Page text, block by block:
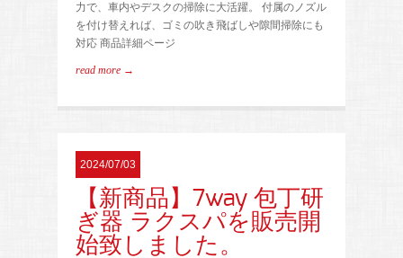
力で、車内やデスクの掃除に大活躍。 付属のノズル
を付け替えれば、ゴミの吹き飛ばしや隙間掃除にも
対応 商品詳細ページ
read more →
2024/07/03
【新商品】7way 包丁研
ぎ器 ラクスパを販売開
始致しました。